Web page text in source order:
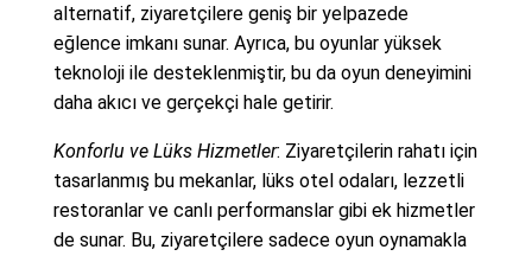
alternatif, ziyaretçilere geniş bir yelpazede
eğlence imkanı sunar. Ayrıca, bu oyunlar yüksek
teknoloji ile desteklenmiştir, bu da oyun deneyimini
daha akıcı ve gerçekçi hale getirir.
Konforlu ve Lüks Hizmetler: Ziyaretçilerin rahatı için
tasarlanmış bu mekanlar, lüks otel odaları, lezzetli
restoranlar ve canlı performanslar gibi ek hizmetler
de sunar. Bu, ziyaretçilere sadece oyun oynamakla